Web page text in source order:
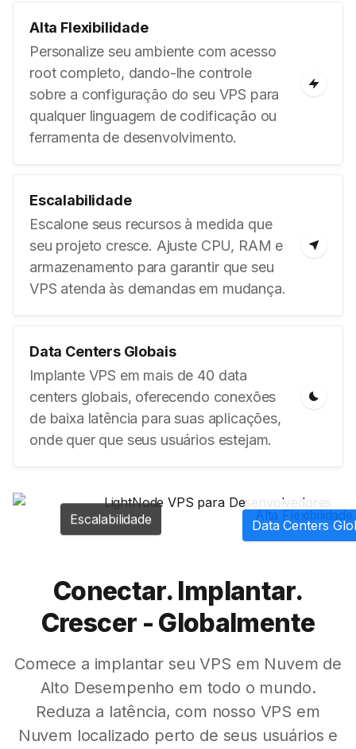
Alta Flexibilidade
Personalize seu ambiente com acesso
root completo, dando-lhe controle
sobre a configuração do seu VPS para
qualquer linguagem de codificação ou
ferramenta de desenvolvimento.
Escalabilidade
Escalone seus recursos à medida que
seu projeto cresce. Ajuste CPU, RAM e
armazenamento para garantir que seu
VPS atenda às demandas em mudança.
Data Centers Globais
Implante VPS em mais de 40 data
centers globais, oferecendo conexões
de baixa latência para suas aplicações,
onde quer que seus usuários estejam.
Escalabilidade Data Centers
Conectar. Implantar.
Crescer - Globalmente
Comece a implantar seu VPS em Nuvem de
Alto Desempenho em todo o mundo.
Reduza a latência, com nosso VPS em
Nuvem localizado perto de seus usuários e